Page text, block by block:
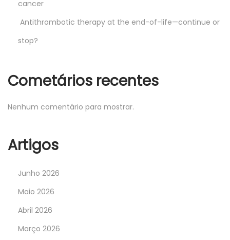
cancer
Antithrombotic therapy at the end-of-life—continue or
stop?
Cometários recentes
Nenhum comentário para mostrar.
Artigos
Junho 2026
Maio 2026
Abril 2026
Março 2026